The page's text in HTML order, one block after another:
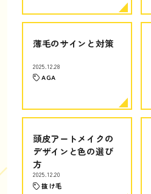
薄毛のサインと対策
2025.12.28
AGA
頭皮アートメイクの
デザインと色の選び
方
2025.12.20
抜け毛